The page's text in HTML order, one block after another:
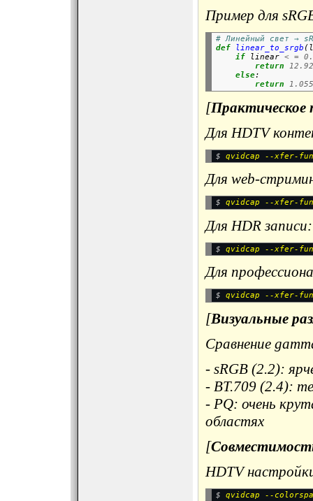
Пример для
# Линейный свет →
def
linear_to_srgb
if linear < =
return
else:
return
[Практическое
Для HDTV
$
Для web-
$
Для HDR записи:
$
Для
$
[Визуальные
Сравнение
- sRGB (2.2):
- BT.709 (2.4):
- PQ: очень
областях
[
HDTV
$